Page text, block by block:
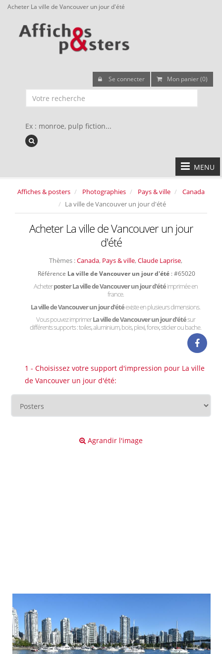
Acheter La ville de Vancouver un jour d'été
Se connecter Mon panier (0)
Ex : monroe, pulp fiction...
MENU
Affiches & posters Photographies Pays & ville
Canada
La ville de Vancouver un jour d'été
Acheter La ville de Vancouver un jour
d'été
Thèmes :Canada, Pays & ville, Claude Laprise,
Référence La ville de Vancouver un jour d'été : #65020
Acheterposter La ville de Vancouver un jour d'étéimprimée en
france.
La ville de Vancouver un jour d'étéexiste en plusieurs dimensions.
Vous pouvez imprimerLa ville de Vancouver un jour d'étésur
différents supports : toiles, aluminium, bois, plexi, forex, sticker ou bache.
1 - Choisissez votre support d'impression pour La ville
de Vancouver un jour d'été:
Agrandir l'image